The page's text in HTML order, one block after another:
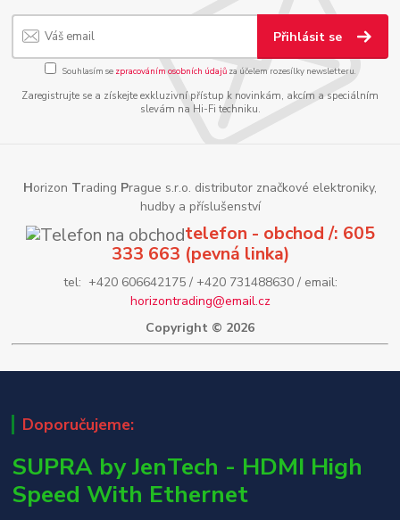
Přihlásit se
Souhlasím se zpracováním osobních údajůza účelem rozesílky newsletteru.
Zaregistrujte se a získejte exkluzivní přístup k novinkám, akcím a speciálním
slevám na Hi-Fi techniku.
Horizon Trading Prague s.r.o. distributor značkové elektroniky,
hudby a příslušenství
telefon - obchod /: 605
333 663 (pevná linka)
tel: +420 606642175 / +420 731488630 / email:
horizontrading@email.cz
Copyright © 2026
Doporučujeme:
SUPRA by JenTech - HDMI High
Speed With Ethernet